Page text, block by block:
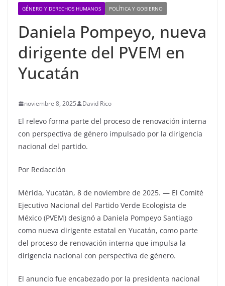
GÉNERO Y DERECHOS HUMANOS POLÍTICA Y GOBIERNO
Daniela Pompeyo, nueva
dirigente del PVEM en
Yucatán
noviembre 8, 2025 David Rico
El relevo forma parte del proceso de renovación interna
con perspectiva de género impulsado por la dirigencia
nacional del partido.
Por Redacción
Mérida, Yucatán, 8 de noviembre de 2025. — El Comité
Ejecutivo Nacional del Partido Verde Ecologista de
México (PVEM) designó a Daniela Pompeyo Santiago
como nueva dirigente estatal en Yucatán, como parte
del proceso de renovación interna que impulsa la
dirigencia nacional con perspectiva de género.
El anuncio fue encabezado por la presidenta nacional